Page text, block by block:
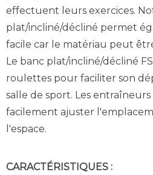
effectuent leurs exercices.
plat/incliné/décliné permet
facile car le matériau peut
Le banc plat/incliné/décliné
roulettes pour faciliter son
salle de sport. Les
facilement ajuster
l'espace.
CARACTÉRISTIQUES :